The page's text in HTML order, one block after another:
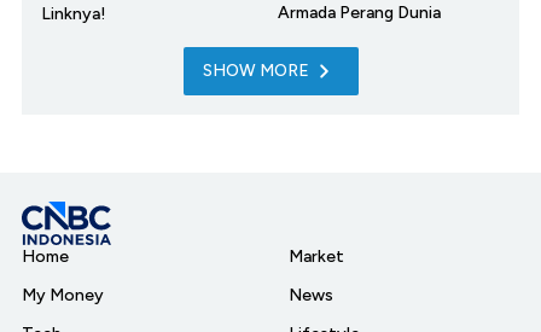
Linknya!
Armada Perang Dunia
SHOW MORE
Home
My Money
Market
News